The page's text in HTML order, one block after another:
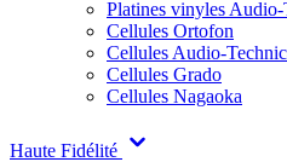
Platines vinyles Audio-
Cellules Ortofon
Cellules Audio-
Cellules Grado
Cellules Nagaoka
Haute Fidélité